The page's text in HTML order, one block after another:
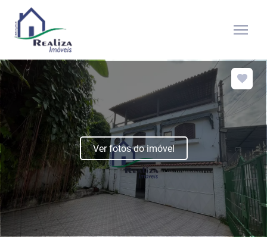
menu
Ver fotos do imóvel